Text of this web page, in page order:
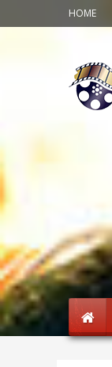
HOME